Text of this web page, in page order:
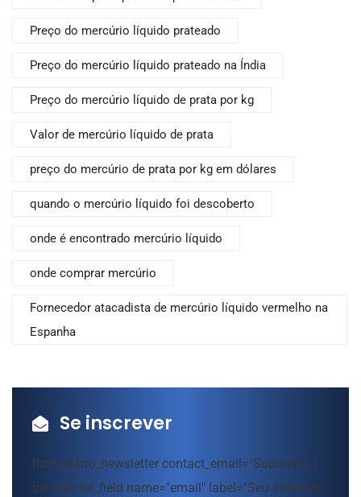
Preço do mercúrio líquido prateado
Preço do mercúrio líquido prateado na Índia
Preço do mercúrio líquido de prata por kg
Valor de mercúrio líquido de prata
preço do mercúrio de prata por kg em dólares
quando o mercúrio líquido foi descoberto
onde é encontrado mercúrio líquido
onde comprar mercúrio
Fornecedor atacadista de mercúrio líquido vermelho na
Espanha
Se inscrever
[formulário_newsletter contact_email="Subscribe"]
[newsletter_field name="email" label="Seu endereço